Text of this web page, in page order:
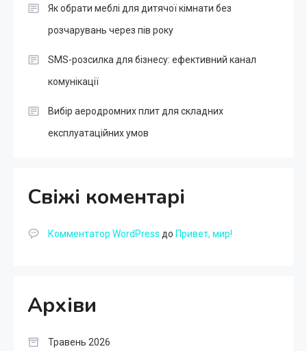
Як обрати меблі для дитячої кімнати без
розчарувань через пів року
SMS-розсилка для бізнесу: ефективний канал
комунікації
Вибір аеродромних плит для складних
експлуатаційних умов
Свіжі коментарі
Комментатор WordPress до Привет, мир!
Архіви
Травень 2026